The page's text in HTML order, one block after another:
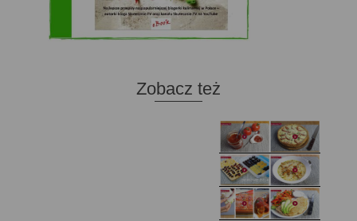
Zobacz też
Domowy ketchup (bez
cukru)
Tarta francuska z
cebulą i pomidorem
Domowe żelki
Zupa kurkowa z
selerem i pietruszką